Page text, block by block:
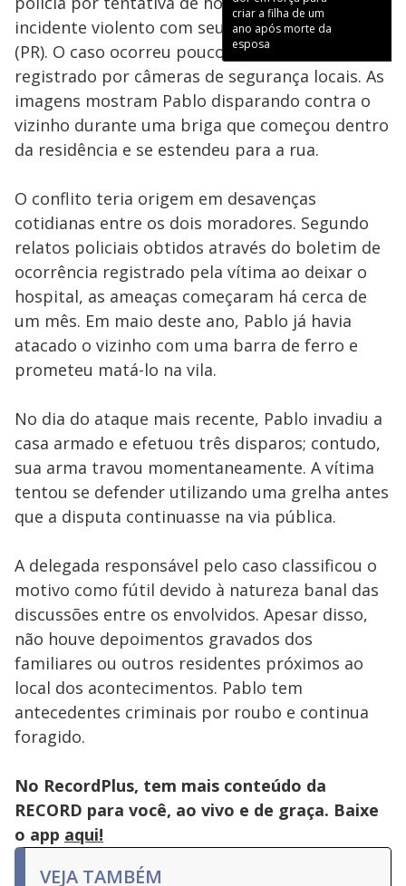
criar a filha de um
ano após morte da
esposa
incidente violento com seu vizinho em Curitiba
(PR). O caso ocorreu pouco depois das 19h e foi
registrado por câmeras de segurança locais. As
imagens mostram Pablo disparando contra o
vizinho durante uma briga que começou dentro
da residência e se estendeu para a rua.
O conflito teria origem em desavenças
cotidianas entre os dois moradores. Segundo
relatos policiais obtidos através do boletim de
ocorrência registrado pela vítima ao deixar o
hospital, as ameaças começaram há cerca de
um mês. Em maio deste ano, Pablo já havia
atacado o vizinho com uma barra de ferro e
prometeu matá-lo na vila.
No dia do ataque mais recente, Pablo invadiu a
casa armado e efetuou três disparos; contudo,
sua arma travou momentaneamente. A vítima
tentou se defender utilizando uma grelha antes
que a disputa continuasse na via pública.
A delegada responsável pelo caso classificou o
motivo como fútil devido à natureza banal das
discussões entre os envolvidos. Apesar disso,
não houve depoimentos gravados dos
familiares ou outros residentes próximos ao
local dos acontecimentos. Pablo tem
antecedentes criminais por roubo e continua
foragido.
No RecordPlus, tem mais conteúdo da
RECORD para você, ao vivo e de graça. Baixe
o app aqui!
VEJA TAMBÉM